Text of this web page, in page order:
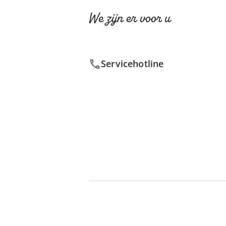
We zijn er voor u
Servicehotline